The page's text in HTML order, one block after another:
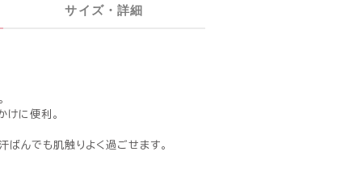
サイズ・詳細
けに便利。
んでも肌触りよく過ごせます。